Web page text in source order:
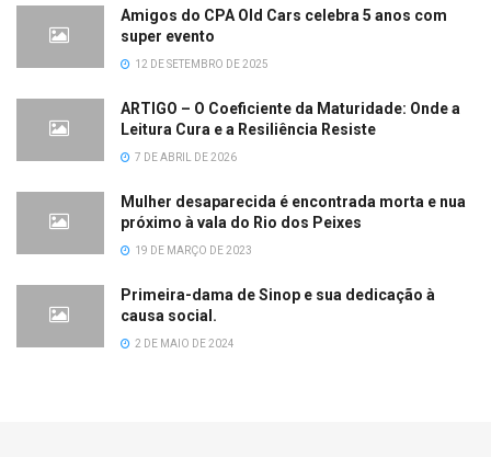
Amigos do CPA Old Cars celebra 5 anos com
super evento
12 DE SETEMBRO DE 2025
ARTIGO – O Coeficiente da Maturidade: Onde a
Leitura Cura e a Resiliência Resiste
7 DE ABRIL DE 2026
Mulher desaparecida é encontrada morta e nua
próximo à vala do Rio dos Peixes
19 DE MARÇO DE 2023
Primeira-dama de Sinop e sua dedicação à
causa social.
2 DE MAIO DE 2024